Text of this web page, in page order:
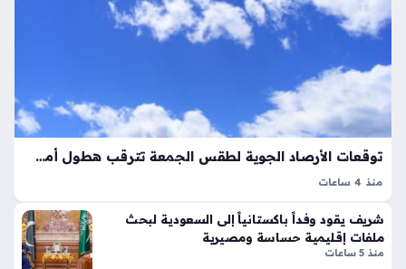
بنت
لي
كون
تين
نتا
ل
ج
ي
تي
س
وبر
سب
ي
حو
صن
ة
الح
لال
والا
ست
دام
ة
منذ
توقعات الأرصاد الجوية لطقس الجمعة تترقب هطول أمطار في مناطق متفرقة
منذ 4 ساعات
نشرات المركز الوطني للأرصاد، حيث يشهد يوم غد الجمعة تحولات
جوية تتسم بالاعتدال الممزوج بظهور السحب الركامية في بعض
شريف يقود وفداً باكستانياً إلى السعودية لبحث
ملفات إقليمية حساسة ومصيرية
منذ 5 ساعات